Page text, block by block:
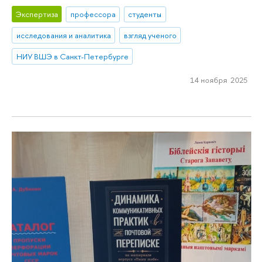
Экспертиза профессора
студенты
исследования и аналитика
взгляд ученого
НИУ ВШЭ в Санкт-Петербурге
14 ноября 2025